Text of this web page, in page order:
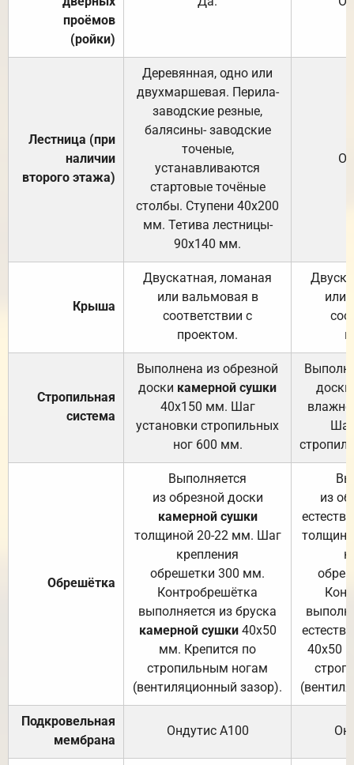
проёмов
(ройки)
Лестница (при
наличии
второго этажа)
Деревянная, одно или
двухмаршевая. Перила-
заводские резные,
балясины- заводские
точеные,
устанавливаются
стартовые точёные
столбы. Ступени 40х200
мм. Тетива лестницы-
90х140 мм.
Крыша
Двускатная, ломаная
или вальмовая в
соответствии с
проектом.
или
Стропильная
система
Выполнена из обрезной
доски камерной сушки
40х150 мм. Шаг
установки стропильных
ног 600 мм.
доски
Обрешётка
Выполняется
из обрезной доски
камерной сушки
толщиной 20-22 мм. Шаг
крепления
обрешетки 300 мм.
Контробрешётка
выполняется из бруска
камерной сушки40х50
мм. Крепится по
стропильным ногам
(вентиляционный зазор).
из
40х50
Подкровельная
мембрана
Ондутис А100